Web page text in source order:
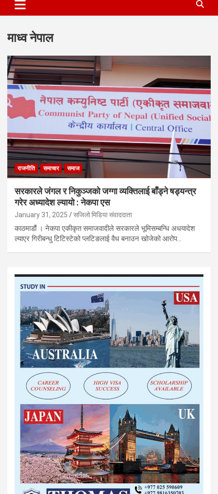
माध्व नेपाल
राजनीति समाचार समाज
सरकारले जंगल र निकुञ्जको जग्गा व्यक्तिलाई बाँड्ने षड्यन्त्र
गरेर अध्यादेश ल्यायो : नेकपा एस
January 31, 2025 सजिलो मिडिया संवाददाता
काठमाडौं । नेकपा एकीकृत समाजवादीले सरकारले भूमिसम्बन्धि अधयादेश
ल्याएर गिरीबन्धु टिटिस्टेको प्लटिङलाई वैध बनाउन खोजेको आरोप…